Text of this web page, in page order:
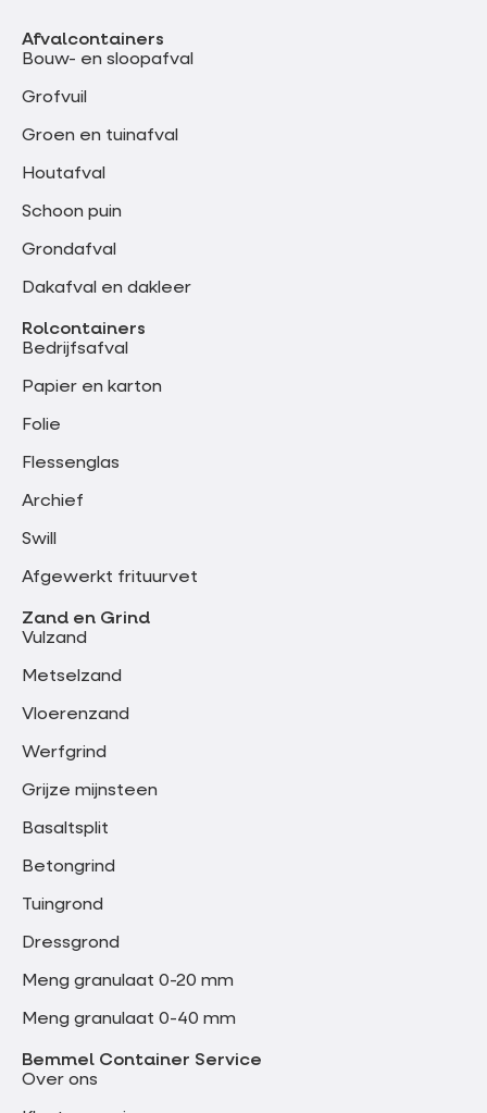
Afvalcontainers
Bouw- en sloopafval
Grofvuil
Groen en tuinafval
Houtafval
Schoon puin
Grondafval
Dakafval en dakleer
Rolcontainers
Bedrijfsafval
Papier en karton
Folie
Flessenglas
Archief
Swill
Afgewerkt frituurvet
Zand en Grind
Vulzand
Metselzand
Vloerenzand
Werfgrind
Grijze mijnsteen
Basaltsplit
Betongrind
Tuingrond
Dressgrond
Meng granulaat 0-20 mm
Meng granulaat 0-40 mm
Bemmel Container Service
Over ons